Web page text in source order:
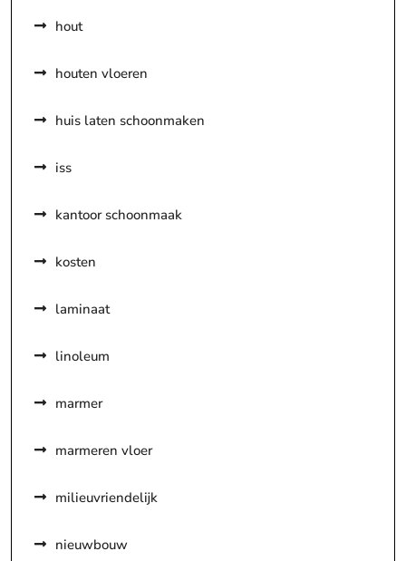
hout
houten vloeren
huis laten schoonmaken
iss
kantoor schoonmaak
kosten
laminaat
linoleum
marmer
marmeren vloer
milieuvriendelijk
nieuwbouw